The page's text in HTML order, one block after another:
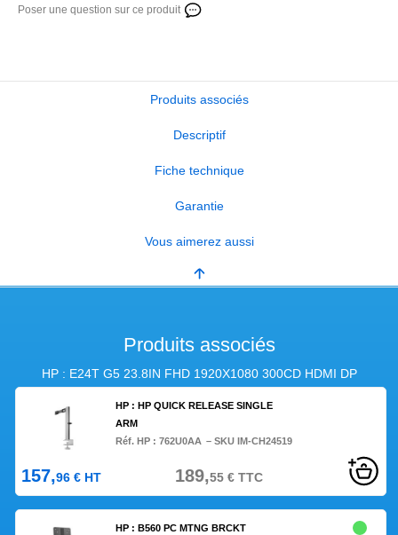
Poser une question sur ce produit
Produits associés
Descriptif
Fiche technique
Garantie
Vous aimerez aussi
Produits associés
HP : E24T G5 23.8IN FHD 1920X1080 300CD HDMI DP
HP : HP QUICK RELEASE SINGLE
ARM
Réf. HP :762U0AA – SKU IM-CH24519
157,96 € HT 189,55€TTC
HP : B560 PC MTNG BRCKT